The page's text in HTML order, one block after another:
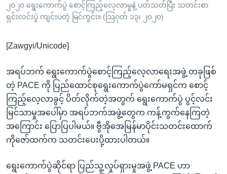
ကြည့်
ရန်
ရန်
သို့
ကျော်
ရန်
၂၀၂၀ ရွေးကောက်ပွဲ စောင့်ကြည့်လေ့လာမှုနဲ့ ပတ်သတ်ပြီး သတင်းစာ
ရှင်းလင်းပွဲ ကျင်းပတဲ့ မြင်ကွင်း။ (သြဂုတ် ၁၃၊ ၂၀၂၀)
[Zawgyi/Unicode]
အရပ်ဘက် ရွေးကောက်ပွဲစောင့်ကြည့်လေ့လာရေးအဖွဲ့ တခုဖြစ်
တဲ့ PACE ကို ပြည်ထောင်စုရွေးကောက်ပွဲကော်မရှင်က စောင့်
ကြည့်လေ့လာခွင့် ပိတ်လိုက်တဲ့အတွက် ရွေးကောက်ပွဲ ပွင့်လင်း
မြင်သာမှုအပေါ်မှာ အရပ်ဘက်အဖွဲ့တွေက ကန့်ကွက်နေကြတဲ့
အကြောင်း ပြောပြပါမယ်။ ဗွီအိုအေမြန်မာပိုင်းသတင်းထောက်
ကိုဇော်ထက်က သတင်းပေးပို့ထားပါတယ်။
ရွေးကောက်ပွဲဆိုင်ရာ ပြည်သူ့လှုပ်ရှားမှုအဖွဲ့ PACE ဟာ